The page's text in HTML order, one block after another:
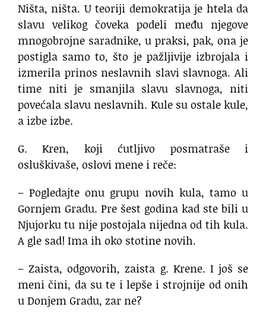
Ništa, ništa. U teoriji demokratija je htela da
slavu velikog čoveka podeli među njegove
mnogobrojne saradnike, u praksi, pak, ona je
postigla samo to, što je pažljivije izbrojala i
izmerila prinos neslavnih slavi slavnoga. Ali
time niti je smanjila slavu slavnoga, niti
povećala slavu neslavnih. Kule su ostale kule,
a izbe izbe.
G. Kren, koji ćutljivo posmatraše i
osluškivaše, oslovi mene i reče:
– Pogledajte onu grupu novih kula, tamo u
Gornjem Gradu. Pre šest godina kad ste bili u
Njujorku tu nije postojala nijedna od tih kula.
A gle sad! Ima ih oko stotine novih.
– Zaista, odgovorih, zaista g. Krene. I još se
meni čini, da su te i lepše i strojnije od onih
u Donjem Gradu, zar ne?